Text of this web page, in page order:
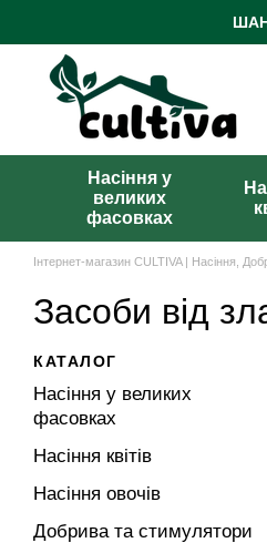
Перейти до основного контенту
Насіння у
великих
фасовках
Інтернет-магазин CULTIVA | Насіння,
Засоби від
КАТАЛОГ
Насіння у великих
фасовках
Насіння квітів
Насіння овочів
Добрива та стимулятори